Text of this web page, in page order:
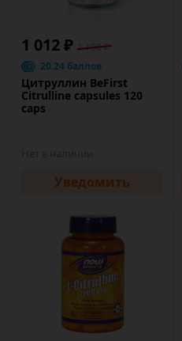
1 012 ₽ 1 190 ₽
20.24 баллов
Цитруллин BeFirst
Citrulline capsules 120
caps
Уведомить